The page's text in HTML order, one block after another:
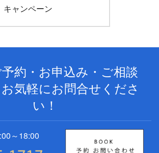
キャンペーン
約・お申込み・ご相談
気軽にお問合せくださ
い！
～18:00